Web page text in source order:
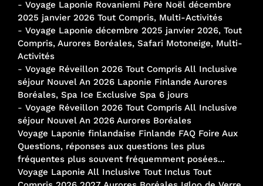
- Voyage Laponie Rovaniemi Père Noël décembre
2025 janvier 2026 Tout Compris, Multi-Activités
- Voyage Laponie décembre 2025 janvier 2026, Tout
Compris, Aurores Boréales, Safari Motoneige, Multi-
Activités
- Voyage Réveillon 2026 Tout Compris All Inclusive
séjour Nouvel An 2026 Laponie Finlande Aurores
Boréales, Spa Ice Exclusive Spa 6 jours
- Voyage Réveillon 2026 Tout Compris All Inclusive
séjour Nouvel An 2026 Aurores Boréales
Voyage Laponie finlandaise Finlande FAQ Foire Aux
Questions, réponses aux questions les plus
fréquentes plus souvent fréquemment posées...
Voyage Laponie All Inclusive Tout Inclus Tout